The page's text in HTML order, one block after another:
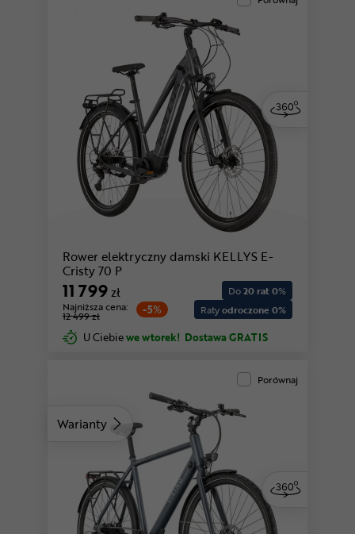
Rower elektryczny damski KELLYS E-
Cristy 70 P
11 799zł
-5%
Najniższa cena:
12 499 zł
Do20 rat 0%
Ratyodroczone 0%
U Ciebiewe wtorek! Dostawa GRATIS
Warianty
Porównaj